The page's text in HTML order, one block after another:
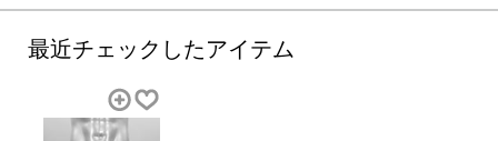
最近チェックしたアイテム